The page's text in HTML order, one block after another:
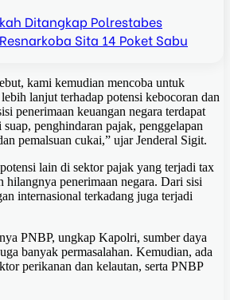
Ditangkap Polrestabes
Sita 14 Poket Sabu
kami kemudian mencoba untuk
lanjut terhadap potensi kebocoran dan
penerimaan keuangan negara terdapat
penghindaran pajak, penggelapan
pemalsuan cukai,” ujar Jenderal Sigit.
lain di sektor pajak yang terjadi tax
hilangnya penerimaan negara. Dari sisi
internasional terkadang juga terjadi
PNBP, ungkap Kapolri, sumber daya
banyak permasalahan. Kemudian, ada
perikanan dan kelautan, serta PNBP